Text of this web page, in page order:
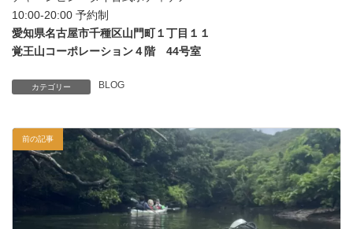
10:00-20:00 予約制
愛知県名古屋市千種区山門町１丁目１１
覚王山コーポレーション４階 44号室
カテゴリー BLOG
前の記事